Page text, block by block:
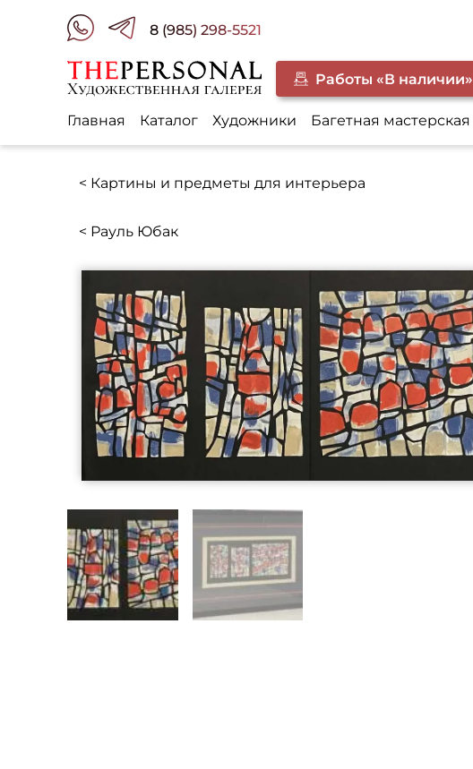
8 (985) 298-5521
Работы «В наличии»
Главная Каталог Художники Багетная мастерская
< Картины и предметы для интерьера
< Рауль Юбак